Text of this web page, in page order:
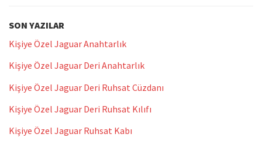
SON YAZILAR
Kişiye Özel Jaguar Anahtarlık
Kişiye Özel Jaguar Deri Anahtarlık
Kişiye Özel Jaguar Deri Ruhsat Cüzdanı
Kişiye Özel Jaguar Deri Ruhsat Kılıfı
Kişiye Özel Jaguar Ruhsat Kabı